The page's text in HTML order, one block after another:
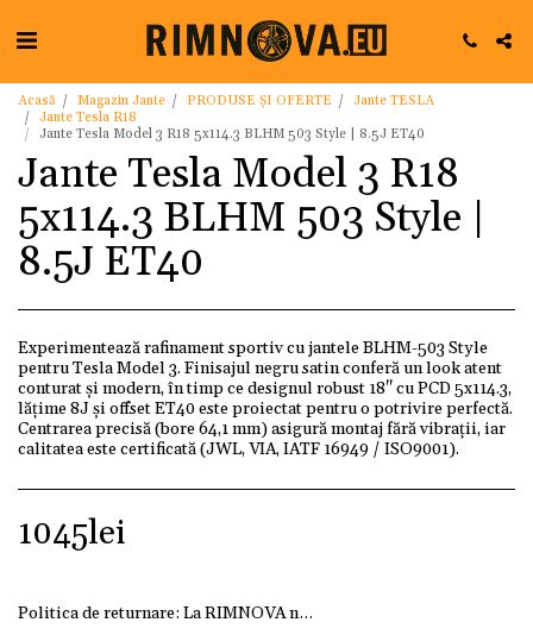
Acasă Magazin Jante PRODUSE ȘI OFERTE
Jante TESLA
Jante Tesla R18
Jante Tesla Model 3 R18 5x114.3 BLHM 503 Style | 8.5J ET40
Jante Tesla Model 3 R18
5x114.3 BLHM 503 Style |
8.5J ET40
Experimentează rafinament sportiv cu jantele BLHM-503 Style
pentru Tesla Model 3. Finisajul negru satin conferă un look atent
conturat și modern, în timp ce designul robust 18" cu PCD 5x114.3,
lățime 8J și offset ET40 este proiectat pentru o potrivire perfectă.
Centrarea precisă (bore 64,1 mm) asigură montaj fără vibrații, iar
calitatea este certificată (JWL, VIA, IATF 16949 / ISO9001).
1045lei
Politica de returnare: La RIMNOVA ne dorim ca fiecare